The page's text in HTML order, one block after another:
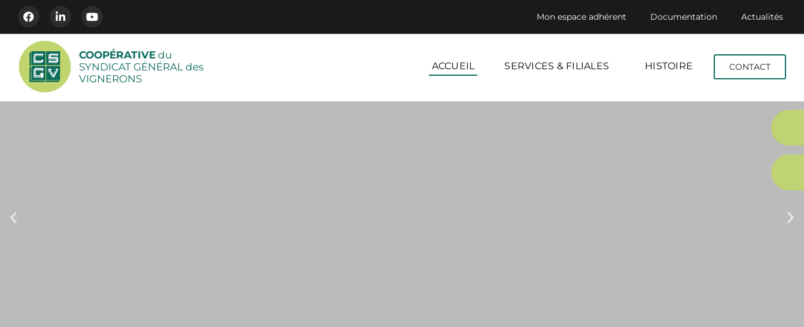
Mon espace adhérent Documentation Actualités
COOPÉRATIVE du
SYNDICAT GÉNÉRAL des
VIGNERONS
ACCUEIL SERVICES & FILIALES HISTOIRE CONTACT